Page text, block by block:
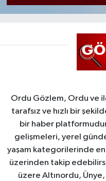
Ordu Gözlem, Ordu ve
tarafsız ve hızlı bir
bir haber
gelişmeleri, yerel
yaşam kategorilerinde
üzerinden takip
üzere Altınordu,